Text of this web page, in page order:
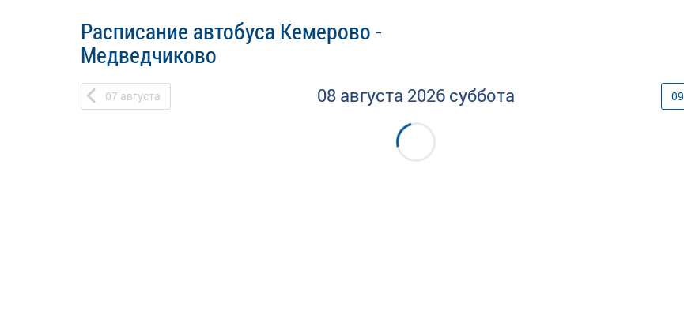
Расписание автобуса Кемерово -
Медведчиково
07 августа 08 августа 2026 суббота 09